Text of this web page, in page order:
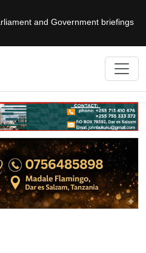
and Government briefings